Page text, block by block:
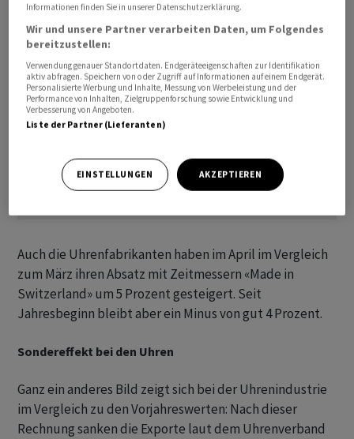
Auch die Uhrenfabrikanten haben im April im Vergleich
zum März ihren Absatz mit Zeitmessern «Made in
Switzerland» um 5 Prozent gesteigert. Seit
Jahresbeginn bleibt aber ein Minus von gut 4 Prozent.
Sondereffekt bei den Uhren
Ganz ein anderes Bild zeigt sich bei der Uhrenindustrie
im Vergleich zu den Vorjahreswerten: Nach dieser
Rechnung sanken die Exporte laut dem Uhrenverband
Informationen finden Sie in unserer Datenschutzerklärung.
Wir und unsere Partner verarbeiten Daten, um Folgendes
bereitzustellen:
Verwendung genauer Standortdaten. Endgeräteeigenschaften zur Identifikation
aktiv abfragen. Speichern von oder Zugriff auf Informationen auf einem Endgerät.
Personalisierte Werbung und Inhalte, Messung von Werbeleistung und der
Performance von Inhalten, Zielgruppenforschung sowie Entwicklung und
Verbesserung von Angeboten.
Liste der Partner (Lieferanten)
EINSTELLUNGEN AKZEPTIEREN